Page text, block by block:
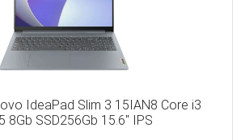
IdeaPad Slim 3 15IAN8 Core i3
8Gb SSD256Gb 15.6" IPS